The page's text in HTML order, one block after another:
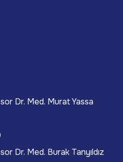
Dr. Med. Murat Yassa
Dr. Med. Burak Tanyıldız